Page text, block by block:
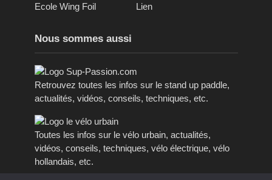
Ecole Wing Foil
Lien
Nous sommes aussi
Retrouvez toutes les infos sur le stand up paddle,
actualités, vidéos, conseils, techniques, etc.
Toutes les infos sur le vélo urbain, actualités,
vidéos, conseils, techniques, vélo électrique, vélo
hollandais, etc.